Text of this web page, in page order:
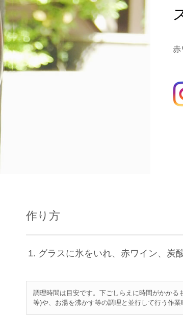
赤
作り方
グラスに氷をいれ、赤ワイン、炭
調理時間は目安です。下ごしらえに時間がかか
等)や、お湯を沸かす等の調理と並行して行う作業